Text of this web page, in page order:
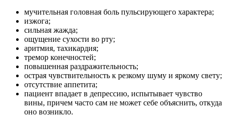
мучительная головная боль пульсирующего характера;
изжога;
сильная жажда;
ощущение сухости во рту;
аритмия, тахикардия;
тремор конечностей;
повышенная раздражительность;
острая чувствительность к резкому шуму и яркому свету;
отсутствие аппетита;
пациент впадает в депрессию, испытывает чувство
вины, причем часто сам не может себе объяснить, откуда
оно возникло.